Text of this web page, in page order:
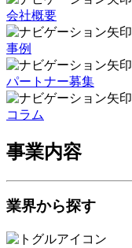
会社概要
事例
パートナー募集
コラム
事業内容
業界から探す